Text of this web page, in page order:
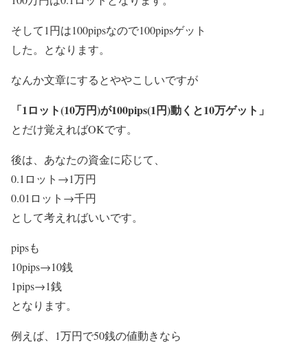
そして1円は100pipsなので100pipsゲット
した。となります。
なんか文章にするとややこしいですが
「1ロット(10万円)が100pips(1円)動くと10万ゲット」
とだけ覚えればOKです。
後は、あなたの資金に応じて、
0.1ロット→1万円
0.01ロット→千円
として考えればいいです。
pipsも
10pips→10銭
1pips→1銭
となります。
例えば、1万円で50銭の値動きなら